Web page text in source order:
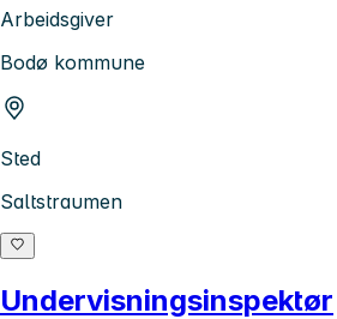
Arbeidsgiver
Bodø kommune
Sted
Saltstraumen
Undervisningsinspektør